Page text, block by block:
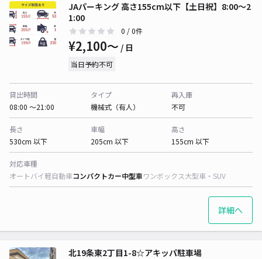
JAパーキング 高さ155cm以下【土日祝】8:00～2
1:00
0 / 0件
¥2,100〜 / 日
当日予約不可
貸出時間
08:00 〜21:00
タイプ
機械式（有人）
再入庫
不可
長さ
530cm 以下
車幅
205cm 以下
高さ
155cm 以下
対応車種
オートバイ軽自動車コンパクトカー中型車ワンボックス大型車・SUV
詳細へ
北19条東2丁目1-8☆アキッパ駐車場